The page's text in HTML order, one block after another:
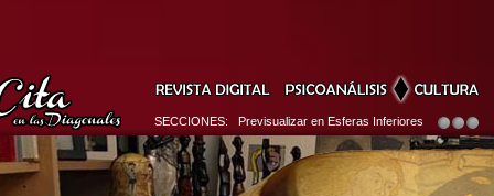
SECCIONES: Previsualizar en Esferas Inferiores